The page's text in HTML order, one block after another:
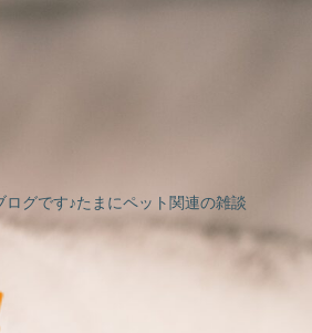
グです♪たまにペット関連の雑談